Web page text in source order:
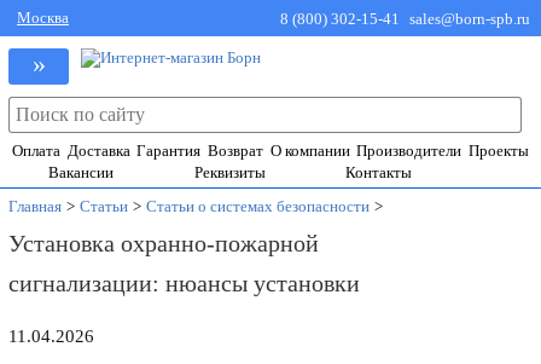
Москва 8 (800) 302-15-41 sales@born-spb.ru
»
Оплата Доставка Гарантия Возврат О компании Производители Проекты
Вакансии
Реквизиты
Контакты
Главная > Статьи > Статьи о системах безопасности >
Установка охранно-пожарной
сигнализации: нюансы установки
11.04.2026